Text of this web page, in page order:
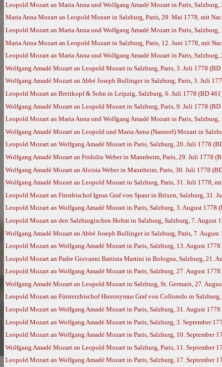
Leopold Mozart an Maria Anna und Wolfgang Amadé Mozart in Paris,
Maria Anna Mozart an Leopold Mozart in Salzburg, Paris, 29. Mai 1778, mit
Leopold Mozart an Maria Anna und Wolfgang Amadé Mozart in Paris,
Maria Anna Mozart an Leopold Mozart in Salzburg, Paris, 12. Juni 1778, mit
Leopold Mozart an Maria Anna und Wolfgang Amadé Mozart in Paris,
Wolfgang Amadé Mozart an Leopold Mozart in Salzburg, Paris, 3. Juli 1778 (BD
Wolfgang Amadé Mozart an Abbé Joseph Bullinger in Salzburg, Paris, 3. Juli
Leopold Mozart an Breitkopf & Sohn in Leipzig, Salzburg, 6. Juli 1778 (BD
Wolfgang Amadé Mozart an Leopold Mozart in Salzburg, Paris, 9. Juli 1778 (BD
Leopold Mozart an Maria Anna und Wolfgang Amadé Mozart in Paris,
Wolfgang Amadé Mozart an Leopold und Maria Anna (Nannerl) Mozart in
Leopold Mozart an Wolfgang Amadé Mozart in Paris, Salzburg, 20. Juli 1778
Wolfgang Amadé Mozart an Fridolin Weber in Mannheim, Paris, 29. Juli 1778
Wolfgang Amadé Mozart an Aloisia Weber in Mannheim, Paris, 30. Juli 1778
Wolfgang Amadé Mozart an Leopold Mozart in Salzburg, Paris, 31. Juli 1778,
Leopold Mozart an Fürstbischof Ignaz Graf von Spaur in Brixen, Salzburg, 31.
Leopold Mozart an Wolfgang Amadé Mozart in Paris, Salzburg, 3. August 1778
Leopold Mozart an den Salzburgischen Hofrat in Salzburg, Salzburg, 7. August
Wolfgang Amadé Mozart an Abbé Joseph Bullinger in Salzburg, Paris, 7. August
Leopold Mozart an Wolfgang Amadé Mozart in Paris, Salzburg, 13. August
Leopold Mozart an Padre Giovanni Battista Martini in Bologna, Salzburg, 21.
Leopold Mozart an Wolfgang Amadé Mozart in Paris, Salzburg, 27. August
Wolfgang Amadé Mozart an Leopold Mozart in Salzburg, St. Germain, 27.
Leopold Mozart an Fürsterzbischof Hieronymus Graf von Colloredo in
Leopold Mozart an Wolfgang Amadé Mozart in Paris, Salzburg, 31. August
Leopold Mozart an Wolfgang Amadé Mozart in Paris, Salzburg, 3. September
Leopold Mozart an Wolfgang Amadé Mozart in Paris, Salzburg, 10.
Wolfgang Amadé Mozart an Leopold Mozart in Salzburg, Paris, 11. September
Leopold Mozart an Wolfgang Amadé Mozart in Paris, Salzburg, 17. September